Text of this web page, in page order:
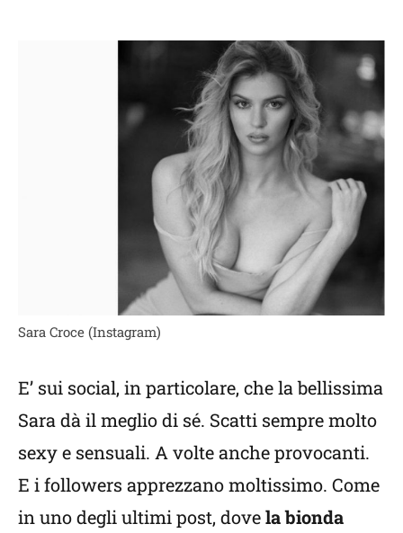
Sara Croce (Instagram)
E’ sui social, in particolare, che la bellissima
Sara dà il meglio di sé. Scatti sempre molto
sexy e sensuali. A volte anche provocanti.
E i followers apprezzano moltissimo. Come
in uno degli ultimi post, dovela bionda